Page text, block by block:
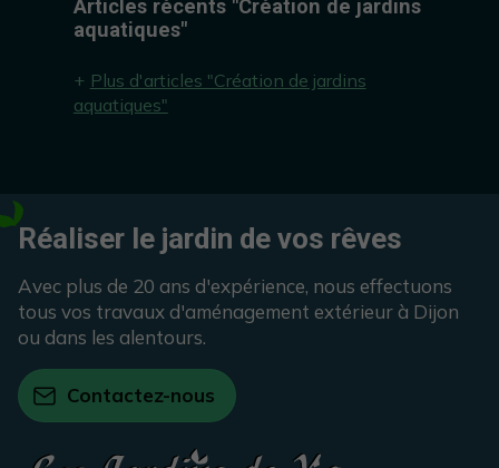
Articles récents "Création de jardins
aquatiques"
Plus d'articles "Création de jardins
aquatiques"
Réaliser le jardin de vos rêves
Avec plus de 20 ans d'expérience, nous effectuons
tous vos travaux d'aménagement extérieur à Dijon
ou dans les alentours.
Contactez-nous